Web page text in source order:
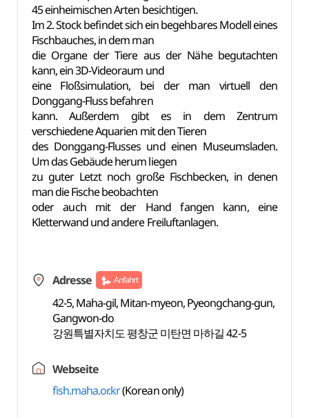
45 einheimischen Arten besichtigen.
Im 2. Stock befindet sich ein begehbares Modell eines
Fischbauches, in dem man
die Organe der Tiere aus der Nähe begutachten
kann, ein 3D-Videoraum und
eine Floßsimulation, bei der man virtuell den
Donggang-Fluss befahren
kann. Außerdem gibt es in dem Zentrum
verschiedene Aquarien mit den Tieren
des Donggang-Flusses und einen Museumsladen.
Um das Gebäude herum liegen
zu guter Letzt noch große Fischbecken, in denen
man die Fische beobachten
oder auch mit der Hand fangen kann, eine
Kletterwand und andere Freiluftanlagen.
Adresse Anfahrt
42-5, Maha-gil, Mitan-myeon, Pyeongchang-gun,
Gangwon-do
강원특별자치도 평창군 미탄면 마하길 42-5
Webseite
fish.maha.or.kr(Korean only)